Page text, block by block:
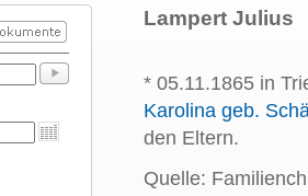
Lampert Julius
* 05.11.1865 in
Karolina geb.
den Eltern.
Quelle: